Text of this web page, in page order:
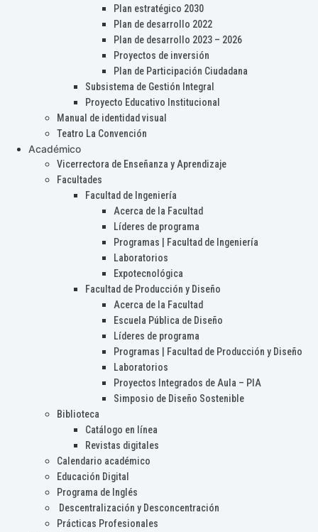
Plan estratégico 2030
Plan de desarrollo 2022
Plan de desarrollo 2023 – 2026
Proyectos de inversión
Plan de Participación Ciudadana
Subsistema de Gestión Integral
Proyecto Educativo Institucional
Manual de identidad visual
Teatro La Convención
Académico
Vicerrectora de Enseñanza y Aprendizaje
Facultades
Facultad de Ingeniería
Acerca de la Facultad
Líderes de programa
Programas | Facultad de Ingeniería
Laboratorios
Expotecnológica
Facultad de Producción y Diseño
Acerca de la Facultad
Escuela Pública de Diseño
Líderes de programa
Programas | Facultad de Producción y Diseño
Laboratorios
Proyectos Integrados de Aula – PIA
Simposio de Diseño Sostenible
Biblioteca
Catálogo en línea
Revistas digitales
Calendario académico
Educación Digital
Programa de Inglés
Descentralización y Desconcentración
Prácticas Profesionales